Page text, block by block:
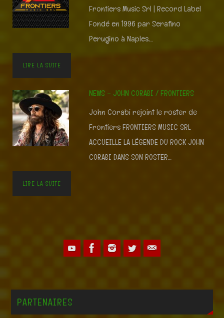
Frontiers Music Srl | Record Label
Fondé en 1996 par Serafino
Perugino à Naples,…
LIRE LA SUITE
NEWS – JOHN CORABI / FRONTIERS
John Corabi rejoint le roster de
Frontiers FRONTIERS MUSIC SRL
ACCUEILLE LA LÉGENDE DU ROCK JOHN
CORABI DANS SON ROSTER…
LIRE LA SUITE
PARTENAIRES